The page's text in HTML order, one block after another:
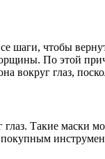
шаги, чтобы
По этой
глаз,
Такие маски